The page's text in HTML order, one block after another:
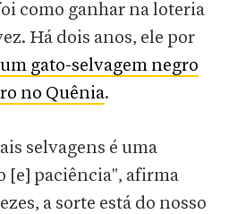
como ganhar na loteria
Há dois anos, ele por
um gato-selvagem negro
no Quênia.
selvagens é uma
[e] paciência", afirma
a sorte está do nosso